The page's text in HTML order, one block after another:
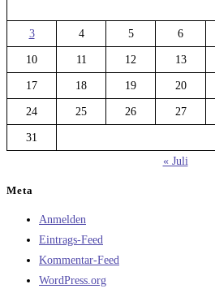
3 4 5 6
10 11 12 13
17 18 19 20
24 25 26 27
31
« Juli
Meta
Anmelden
Eintrags-Feed
Kommentar-Feed
WordPress.org